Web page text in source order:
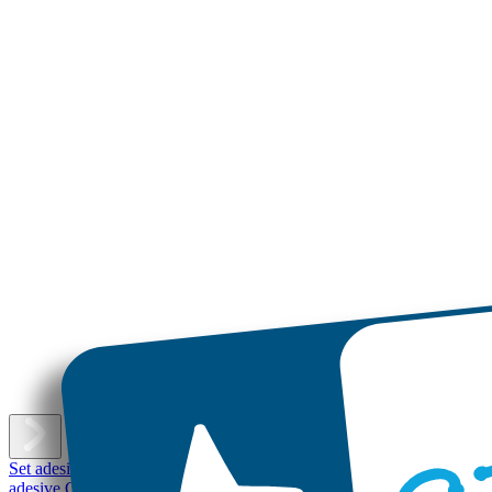
Set adesivi con nome Etichette adesive piccole Etichette adesive
adesive Grandi
Etichette per scarpe